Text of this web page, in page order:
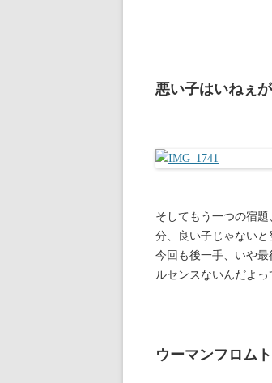
悪い子はいねぇ
そしてもう一つの宿
分、良い子じゃない
今回も後一手、いや
ルセンスないんだよっ
ウーマンフロム